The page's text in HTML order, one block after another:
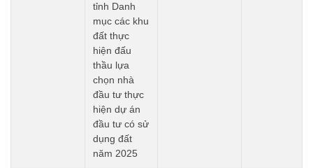
tỉnh Danh
mục các khu
đất thực
hiện đấu
thầu lựa
chọn nhà
đầu tư thực
hiện dự án
đầu tư có sử
dụng đất
năm 2025